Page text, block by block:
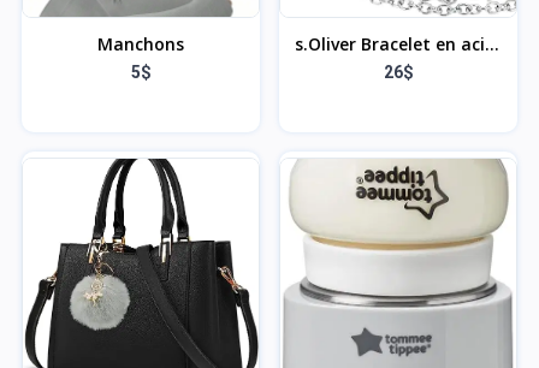
Manchons
5$
s.Oliver Bracelet en acier
inoxydable pour fille et
cadeau
26$